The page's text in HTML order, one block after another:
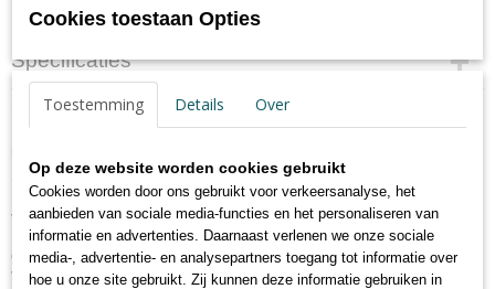
Specificaties
Productcode
4004122271344
Netto gewicht
0,55 Kg
Afmetingen (l,b,h)
31,80 x 21,70 x 1,70 cm
Omschrijving
Smalle lijst met half rond profiel, zie afbeeldingen.
Profiel 1,3 cm breed en 1.6 cm hoog
Verkrijgbaar in 7 formaten in 7 kleuren:
grijs - zwart - wit - zilver - naturel - noten - champagne
Voorzien van helder, gewassen glas.
Cookies toestaan Opties
Toestemming Details Over
Op deze website worden cookies gebruikt
Cookies worden door ons gebruikt voor verkeersanalyse, het
aanbieden van sociale media-functies en het personaliseren van
informatie en advertenties. Daarnaast verlenen we onze sociale
media-, advertentie- en analysepartners toegang tot informatie over
hoe u onze site gebruikt. Zij kunnen deze informatie gebruiken in